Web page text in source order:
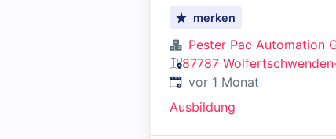
merken
Pester Pac Automation
87787
Veröffentlicht:
vor 1 Monat
Ausbildung